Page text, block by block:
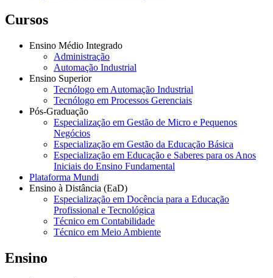
Cursos
Ensino Médio Integrado
Administração
Automação Industrial
Ensino Superior
Tecnólogo em Automação Industrial
Tecnólogo em Processos Gerenciais
Pós-Graduação
Especialização em Gestão de Micro e Pequenos
Negócios
Especialização em Gestão da Educação Básica
Especialização em Educação e Saberes para os Anos
Iniciais do Ensino Fundamental
Plataforma Mundi
Ensino à Distância (EaD)
Especialização em Docência para a Educação
Profissional e Tecnológica
Técnico em Contabilidade
Técnico em Meio Ambiente
Ensino